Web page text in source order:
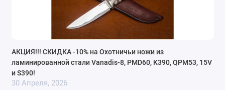
АКЦИЯ!!! СКИДКА -10% на Охотничьи ножи из
ламинированной стали Vanadis-8, PMD60, K390, QPM53, 15V
и S390!
30 Апреля, 2026